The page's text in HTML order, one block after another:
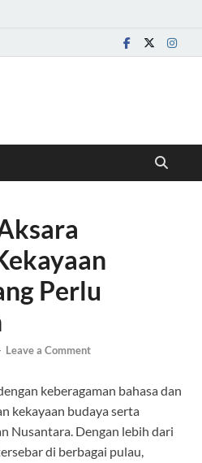
Perlu
Leave a Comment
keberagaman bahasa dan
kekayaan budaya serta
Nusantara. Dengan lebih dari
di berbagai pulau,